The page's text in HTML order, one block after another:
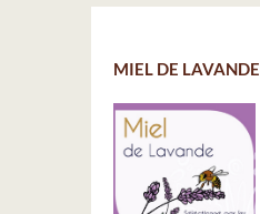
MIEL DE LAVANDE